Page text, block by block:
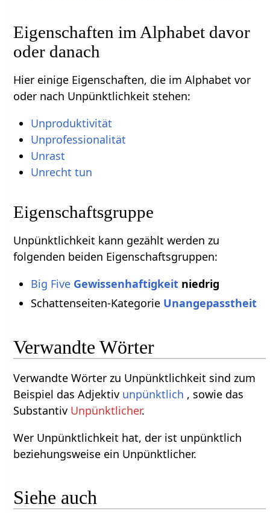
Eigenschaften im Alphabet davor
oder danach
Hier einige Eigenschaften, die im Alphabet vor
oder nach Unpünktlichkeit stehen:
Unproduktivität
Unprofessionalität
Unrast
Unrecht tun
Eigenschaftsgruppe
Unpünktlichkeit kann gezählt werden zu
folgenden beiden Eigenschaftsgruppen:
Big Five Gewissenhaftigkeitniedrig
Schattenseiten-Kategorie Unangepasstheit
Verwandte Wörter
Verwandte Wörter zu Unpünktlichkeit sind zum
Beispiel das Adjektiv unpünktlich , sowie das
Substantiv Unpünktlicher.
Wer Unpünktlichkeit hat, der ist unpünktlich
beziehungsweise ein Unpünktlicher.
Siehe auch